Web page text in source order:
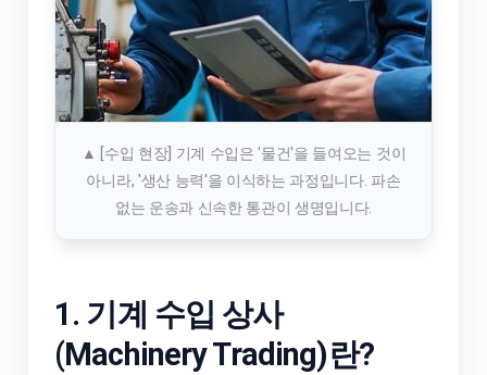
▲ [수입 현장] 기계 수입은 '물건'을 들여오는 것이
아니라, '생산 능력'을 이식하는 과정입니다. 파손
없는 운송과 신속한 통관이 생명입니다.
1. 기계 수입 상사
(Machinery Trading)란?